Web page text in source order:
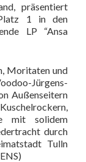
präsentiert
1 in den
LP “Ansa
Moritaten und
Jürgens-
Außenseitern
mit solidem
durch
Tulln